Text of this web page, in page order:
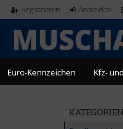
Registrieren Anmelden
Euro-Kennzeichen Kfz-
KATEGORIEN